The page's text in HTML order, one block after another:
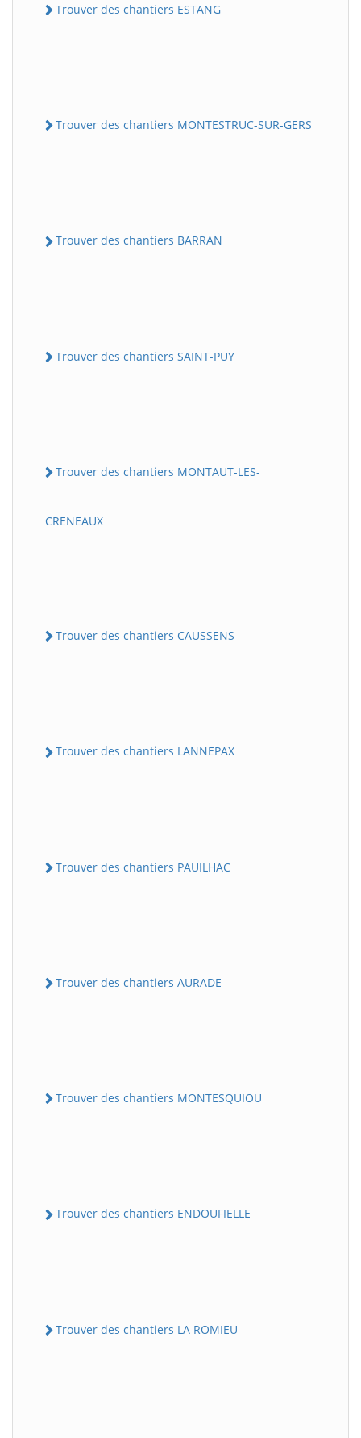
Trouver des chantiers ESTANG
Trouver des chantiers MONTESTRUC-SUR-GERS
Trouver des chantiers BARRAN
Trouver des chantiers SAINT-PUY
Trouver des chantiers MONTAUT-LES-
CRENEAUX
Trouver des chantiers CAUSSENS
Trouver des chantiers LANNEPAX
Trouver des chantiers PAUILHAC
Trouver des chantiers AURADE
Trouver des chantiers MONTESQUIOU
Trouver des chantiers ENDOUFIELLE
Trouver des chantiers LA ROMIEU